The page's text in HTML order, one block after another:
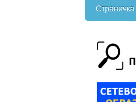
Страничка